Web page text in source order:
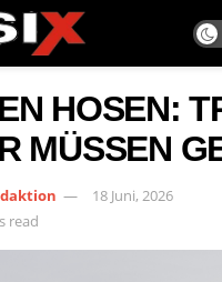
HOSEN:
MÜSSEN
18 Juni, 2026
read